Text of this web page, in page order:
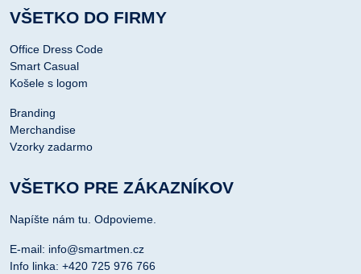
VŠETKO DO FIRMY
Office Dress Code
Smart Casual
Košele s logom
Branding
Merchandise
Vzorky zadarmo
VŠETKO PRE ZÁKAZNÍKOV
Napíšte nám tu. Odpovieme.
E-mail: info@smartmen.cz
Info linka: +420 725 976 766